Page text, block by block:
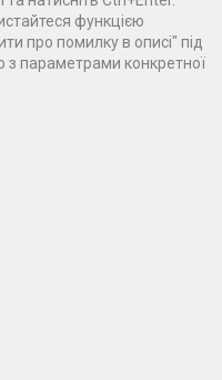
функцією
про помилку в описі" під
з параметрами конкретної